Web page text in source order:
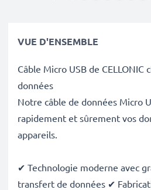
VUE D'ENSEMBLE
Câble Micro USB de
données
Notre câble de données Micro
rapidement et sûrement vos
appareils.
✔ Technologie moderne avec
transfert de données ✔